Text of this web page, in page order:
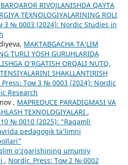
BARQAROR RIVOJLANISHDA QAYTA
TEXNOLOGIYALARINING ROLI
3 № 0003 (2024): Nordic Studies in
MAKTABGACHA TA’LIM
TURLI YOSH GURUHLARIDA
O‘RGATISH ORQALI NUTQ,
SHAKLLANTIRISH
Том 3 № 0003 (2024): Nordic
Research
, MAPREDUCE PARADIGMASI VA
TEXNOLOGIYALARI ,
№ 0010 (2025): “Raqamli
pedagogik ta’limni
o’zgarishining umumiy
, Nordic_Press: Том 2 № 0002